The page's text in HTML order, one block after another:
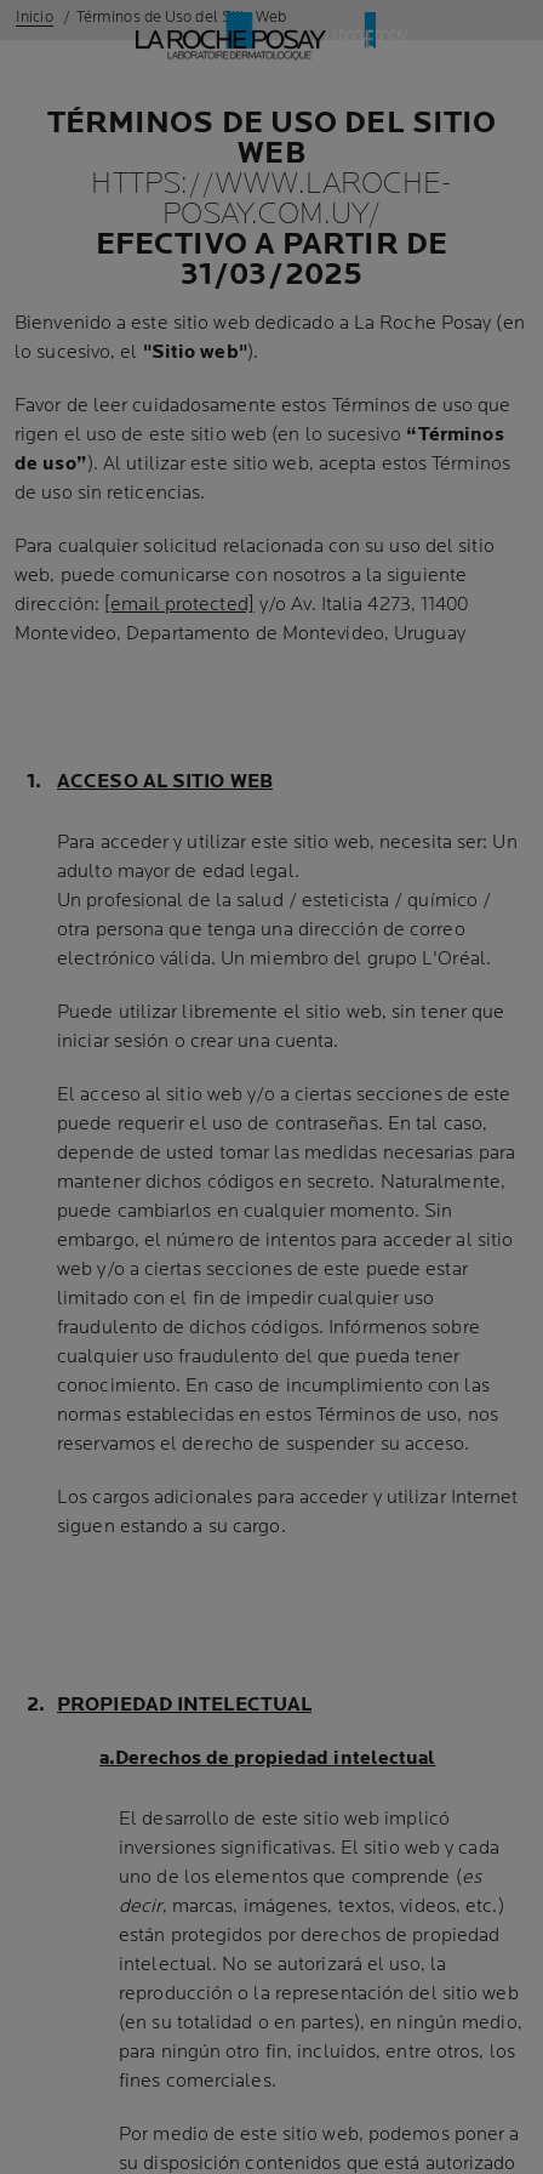
Inicio Términos de Uso del Sitio Web
TÉRMINOS DE USO DEL SITIO
WEB
HTTPS://WWW.LAROCHE-
POSAY.COM.UY/
EFECTIVO A PARTIR DE
31/03/2025
Bienvenido a este sitio web dedicado a La Roche Posay (en
lo sucesivo, el "Sitio web").
Favor de leer cuidadosamente estos Términos de uso que
rigen el uso de este sitio web (en lo sucesivo “Términos
de uso”). Al utilizar este sitio web, acepta estos Términos
de uso sin reticencias.
Para cualquier solicitud relacionada con su uso del sitio
web, puede comunicarse con nosotros a la siguiente
dirección: [email protected] y/o Av. Italia 4273, 11400
Montevideo, Departamento de Montevideo, Uruguay
ACCESO AL SITIO WEB
Para acceder y utilizar este sitio web, necesita ser: Un
adulto mayor de edad legal.
Un profesional de la salud / esteticista / químico /
otra persona que tenga una dirección de correo
electrónico válida. Un miembro del grupo L'Oréal.
Puede utilizar libremente el sitio web, sin tener que
iniciar sesión o crear una cuenta.
El acceso al sitio web y/o a ciertas secciones de este
puede requerir el uso de contraseñas. En tal caso,
depende de usted tomar las medidas necesarias para
mantener dichos códigos en secreto. Naturalmente,
puede cambiarlos en cualquier momento. Sin
embargo, el número de intentos para acceder al sitio
web y/o a ciertas secciones de este puede estar
limitado con el fin de impedir cualquier uso
fraudulento de dichos códigos. Infórmenos sobre
cualquier uso fraudulento del que pueda tener
conocimiento. En caso de incumplimiento con las
normas establecidas en estos Términos de uso, nos
reservamos el derecho de suspender su acceso.
Los cargos adicionales para acceder y utilizar Internet
siguen estando a su cargo.
PROPIEDAD INTELECTUAL
a.Derechos de propiedad intelectual
El desarrollo de este sitio web implicó
inversiones significativas. El sitio web y cada
uno de los elementos que comprende (es
decir, marcas, imágenes, textos, videos, etc.)
están protegidos por derechos de propiedad
intelectual. No se autorizará el uso, la
reproducción o la representación del sitio web
(en su totalidad o en partes), en ningún medio,
para ningún otro fin, incluidos, entre otros, los
fines comerciales.
Por medio de este sitio web, podemos poner a
su disposición contenidos que está autorizado